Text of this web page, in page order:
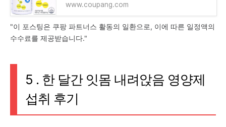
www.coupang.com
"이 포스팅은 쿠팡 파트너스 활동의 일환으로, 이에 따른 일정액의
수수료를 제공받습니다."
5 . 한 달간 잇몸 내려앉음 영양제
섭취 후기